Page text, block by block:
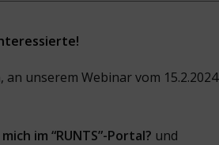
an unserem Webinar vom
im “RUNTS”-Portal? und